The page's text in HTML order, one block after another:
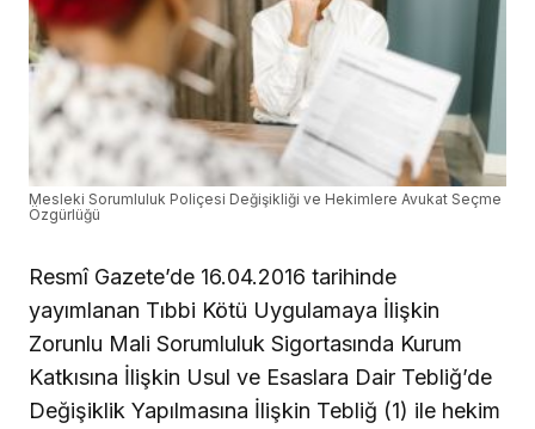
Mesleki Sorumluluk Poliçesi Değişikliği ve Hekimlere Avukat Seçme
Özgürlüğü
Resmî Gazete’de 16.04.2016 tarihinde
yayımlanan Tıbbi Kötü Uygulamaya İlişkin
Zorunlu Mali Sorumluluk Sigortasında Kurum
Katkısına İlişkin Usul ve Esaslara Dair Tebliğ’de
Değişiklik Yapılmasına İlişkin Tebliğ (1) ile hekim